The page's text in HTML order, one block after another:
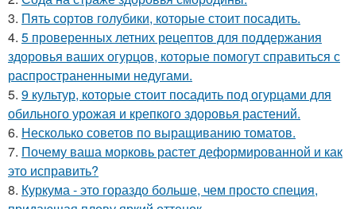
3. Пять сортов голубики, которые стоит посадить.
4. 5 проверенных летних рецептов для поддержания
здоровья ваших огурцов, которые помогут справиться с
распространенными недугами.
5. 9 культур, которые стоит посадить под огурцами для
обильного урожая и крепкого здоровья растений.
6. Несколько советов по выращиванию томатов.
7. Почему ваша морковь растет деформированной и как
это исправить?
8. Куркума - это гораздо больше, чем просто специя,